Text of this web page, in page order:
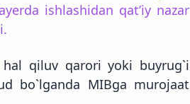
ishlashidan qat’iy nazar
qiluv qarori yoki buyrug`i
bo`lganda MIBga murojaat